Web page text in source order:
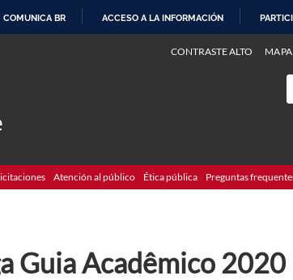
COMUNICA BR ACCESO A LA INFORMACIÓN
CONTRASTE ALTO
Atención al público Ética pública Preguntas
Guia Acadêmico 2020